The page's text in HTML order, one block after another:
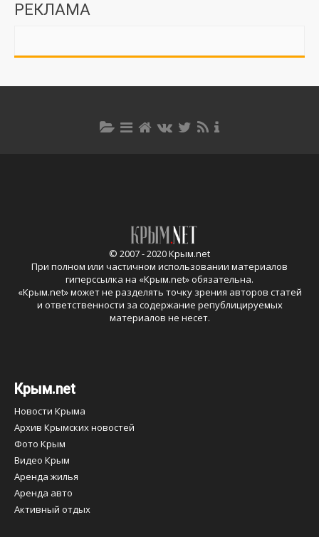
РЕКЛАМА
© 2007 - 2020 Крым.net
При полном или частичном использовании материалов
гиперссылка на «Крым.net» обязательна.
«Крым.net» может не разделять точку зрения авторов статей
и ответственности за содержание републицируемых
материалов не несет.
Крым.net
Новости Крыма
Архив Крымских новостей
Фото Крым
Видео Крым
Аренда жилья
Аренда авто
Активный отдых